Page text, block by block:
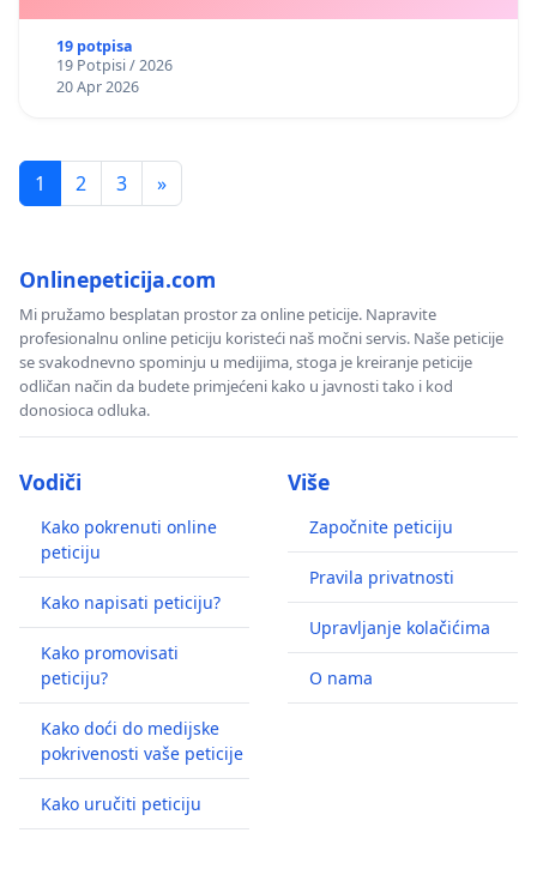
19 potpisa
19 Potpisi / 2026
20 Apr 2026
1 2 3 »
Onlinepeticija.com
Mi pružamo besplatan prostor za online peticije. Napravite
profesionalnu online peticiju koristeći naš močni servis. Naše peticije
se svakodnevno spominju u medijima, stoga je kreiranje peticije
odličan način da budete primjećeni kako u javnosti tako i kod
donosioca odluka.
Vodiči
Kako pokrenuti online
peticiju
Kako napisati peticiju?
Kako promovisati
peticiju?
Kako doći do medijske
pokrivenosti vaše peticije
Kako uručiti peticiju
Više
Započnite peticiju
Pravila privatnosti
Upravljanje kolačićima
O nama